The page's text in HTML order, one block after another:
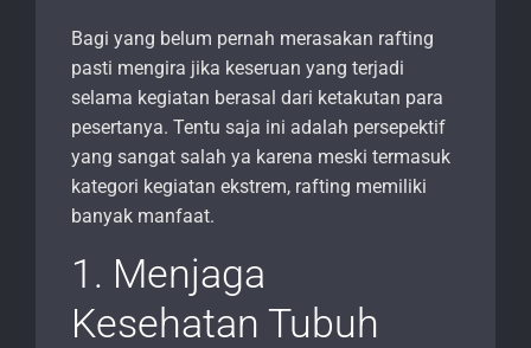
Bagi yang belum pernah merasakan rafting
pasti mengira jika keseruan yang terjadi
selama kegiatan berasal dari ketakutan para
pesertanya. Tentu saja ini adalah persepektif
yang sangat salah ya karena meski termasuk
kategori kegiatan ekstrem, rafting memiliki
banyak manfaat.
1. Menjaga
Kesehatan Tubuh